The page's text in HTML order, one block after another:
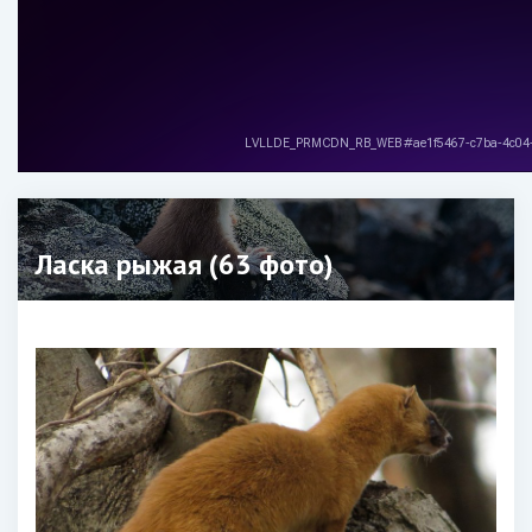
Ласка рыжая (63 фото)